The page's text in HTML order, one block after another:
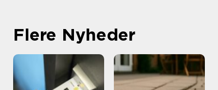
Flere Nyheder